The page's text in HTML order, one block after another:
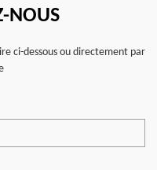
NOUS
ci-dessous ou directement par